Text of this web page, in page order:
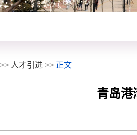
>> 人才引进 >> 正文
青岛港